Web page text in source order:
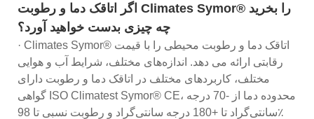
اگر اتاقک دما و رطوبت Climates Symor® را بخرید
چه چیزی بدست خواهید آورد؟
· Climates Symor® اتاقک دما و رطوبت محیطی را با قیمت
رقابتی ارائه می دهد. اندازه‌های مختلف، شرایط آب و هوایی
مختلف، کاربردهای مختلف در اتاقک دما و رطوبت دارای
گواهی ISO Climatest Symor® CE، محدوده دما از -70 درجه
سانتی‌گراد تا +180 درجه سانتی‌گراد و رطوبت نسبی تا 98٪